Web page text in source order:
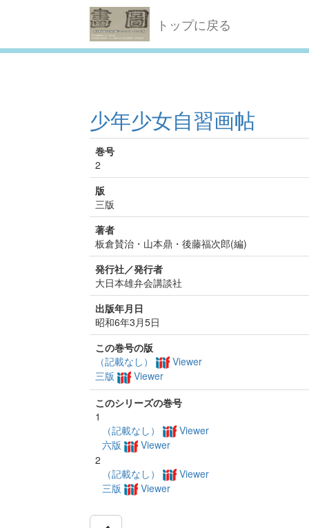
トップに戻る
少年少女自習画帖
巻号
2
版
三版
著者
板倉賛治・山本鼎・後藤福次郎(編)
発行社／発行者
大日本雄弁会講談社
出版年月日
昭和6年3月5日
この巻号の版
（記載なし）
Viewer
三版
Viewer
このシリーズの巻号
1
（記載なし）
Viewer
六版
Viewer
2
（記載なし）
Viewer
三版
Viewer